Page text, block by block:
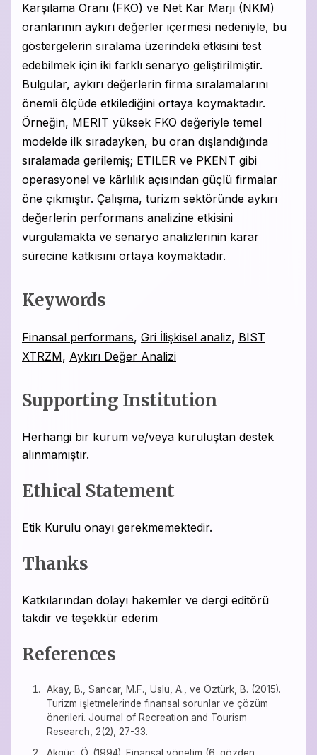
Karşılama Oranı (FKO) ve Net Kar Marjı (NKM)
oranlarının aykırı değerler içermesi nedeniyle, bu
göstergelerin sıralama üzerindeki etkisini test
edebilmek için iki farklı senaryo geliştirilmiştir.
Bulgular, aykırı değerlerin firma sıralamalarını
önemli ölçüde etkilediğini ortaya koymaktadır.
Örneğin, MERIT yüksek FKO değeriyle temel
modelde ilk sıradayken, bu oran dışlandığında
sıralamada gerilemiş; ETILER ve PKENT gibi
operasyonel ve kârlılık açısından güçlü firmalar
öne çıkmıştır. Çalışma, turizm sektöründe aykırı
değerlerin performans analizine etkisini
vurgulamakta ve senaryo analizlerinin karar
sürecine katkısını ortaya koymaktadır.
Keywords
Finansal performans, Gri İlişkisel analiz, BIST
XTRZM, Aykırı Değer Analizi
Supporting Institution
Herhangi bir kurum ve/veya kuruluştan destek
alınmamıştır.
Ethical Statement
Etik Kurulu onayı gerekmemektedir.
Thanks
Katkılarından dolayı hakemler ve dergi editörü
takdir ve teşekkür ederim
References
Akay, B., Sancar, M.F., Uslu, A., ve Öztürk, B. (2015).
Turizm işletmelerinde finansal sorunlar ve çözüm
önerileri. Journal of Recreation and Tourism
Research, 2(2), 27-33.